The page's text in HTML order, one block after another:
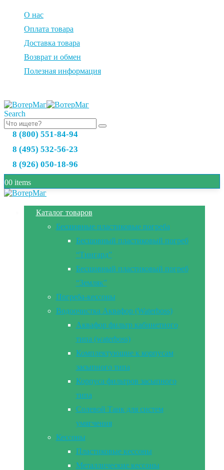
О нас
Оплата товара
Доставка товара
Возврат и обмен
Полезная информация
Search
8 (800) 551-84-94
8 (495) 532-56-23
8 (926) 050-18-96
00 items
Каталог товаров
Бесшовные пластиковые погреба
Бесшовный пластиковый погреб
“Тингард”
Бесшовный пластиковый погреб
“Земляк”
Погреба-кессоны
Водоочистка Аквафор (Waterboss)
Аквафор фильтр кабинетного
типа (waterboss)
Комплектующие к корпусам
засыпного типа
Корпуса фильтров засыпного
типа
Солевой Танк для систем
умягчения
Кессоны
Пластиковые кессоны
Металлические кессоны